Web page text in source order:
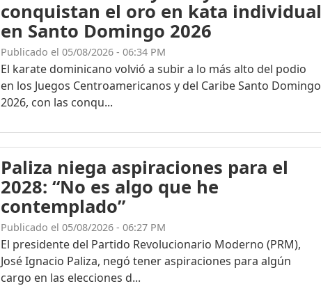
conquistan el oro en kata individual
en Santo Domingo 2026
Publicado el 05/08/2026 - 06:34 PM
El karate dominicano volvió a subir a lo más alto del podio
en los Juegos Centroamericanos y del Caribe Santo Domingo
2026, con las conqu...
Paliza niega aspiraciones para el
2028: “No es algo que he
contemplado”
Publicado el 05/08/2026 - 06:27 PM
El presidente del Partido Revolucionario Moderno (PRM),
José Ignacio Paliza, negó tener aspiraciones para algún
cargo en las elecciones d...